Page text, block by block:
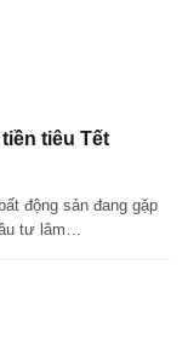
tiêu Tết
động sản đang gặp
tư lâm…